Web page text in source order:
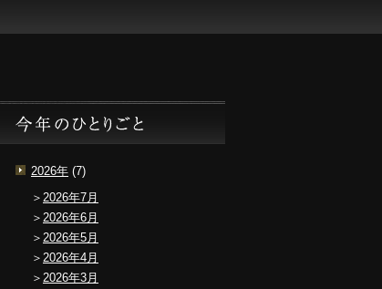
一緒 ごと 問
2026年 (7)
2026年7月
2026年6月
2026年5月
2026年4月
2026年3月